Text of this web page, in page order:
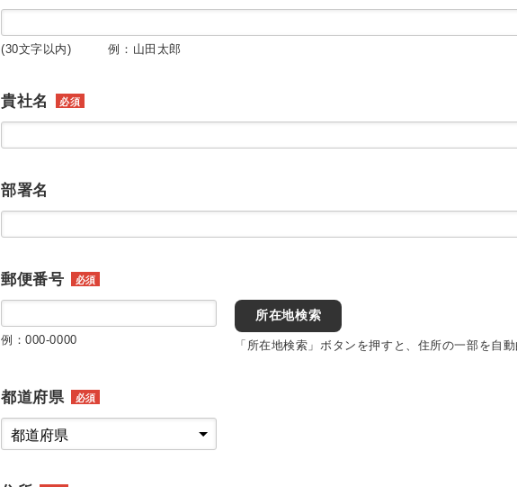
(30文字以内) 例：山田太郎
貴社名 必須
部署名
郵便番号 必須
例：000-0000
所在地検索
「所在地検索」ボタンを押すと、住所の一部を自動
都道府県 必須